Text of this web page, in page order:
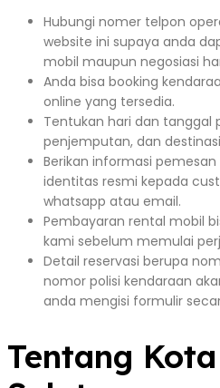
Hubungi nomer telpon
website ini supaya anda
mobil maupun negosiasi
Anda bisa booking
online yang tersedia.
Tentukan hari dan tanggal
penjemputan, dan
Berikan informasi
identitas resmi kepada
whatsapp atau email.
Pembayaran rental mobil
kami sebelum memulai
Detail reservasi berupa
nomor polisi kendaraan
anda mengisi formulir
Tentang